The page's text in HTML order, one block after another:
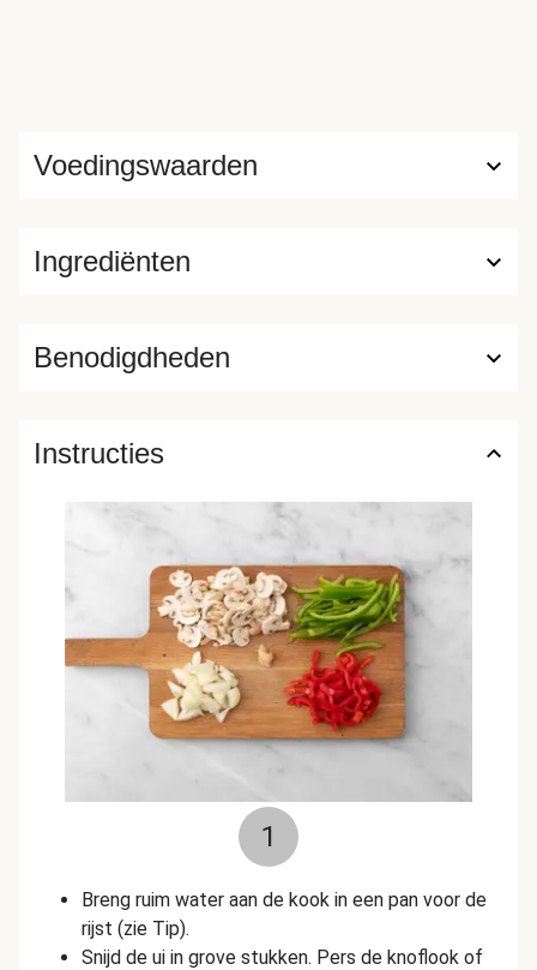
Ingrediënten
Voedingswaarden
Benodigdheden
Instructies
1
Breng ruim water aan de kook in een pan voor de
rijst (zie Tip).
Snijd de ui in grove stukken. Pers de knoflook of